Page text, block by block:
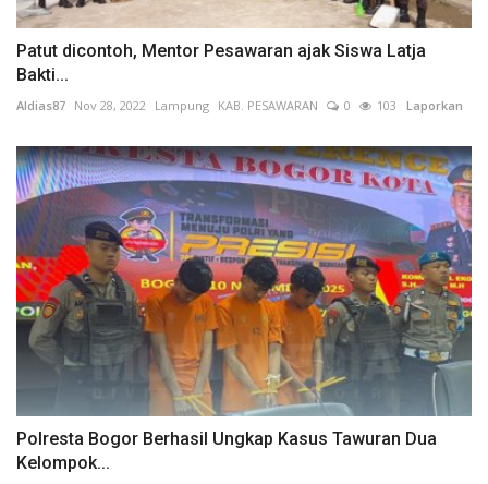
Patut dicontoh, Mentor Pesawaran ajak Siswa Latja
Bakti...
Aldias87 Nov 28, 2022 Lampung KAB. PESAWARAN 0 103 Laporkan
Polresta Bogor Berhasil Ungkap Kasus Tawuran Dua
Kelompok...